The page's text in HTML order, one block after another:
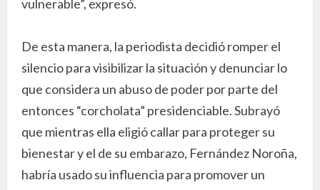
vulnerable”, expresó.
De esta manera, la periodista decidió romper el
silencio para visibilizar la situación y denunciar lo
que considera un abuso de poder por parte del
entonces “corcholata” presidenciable. Subrayó
que mientras ella eligió callar para proteger su
bienestar y el de su embarazo, Fernández Noroña,
habría usado su influencia para promover un